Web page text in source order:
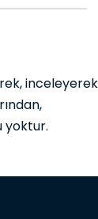
yoktur.